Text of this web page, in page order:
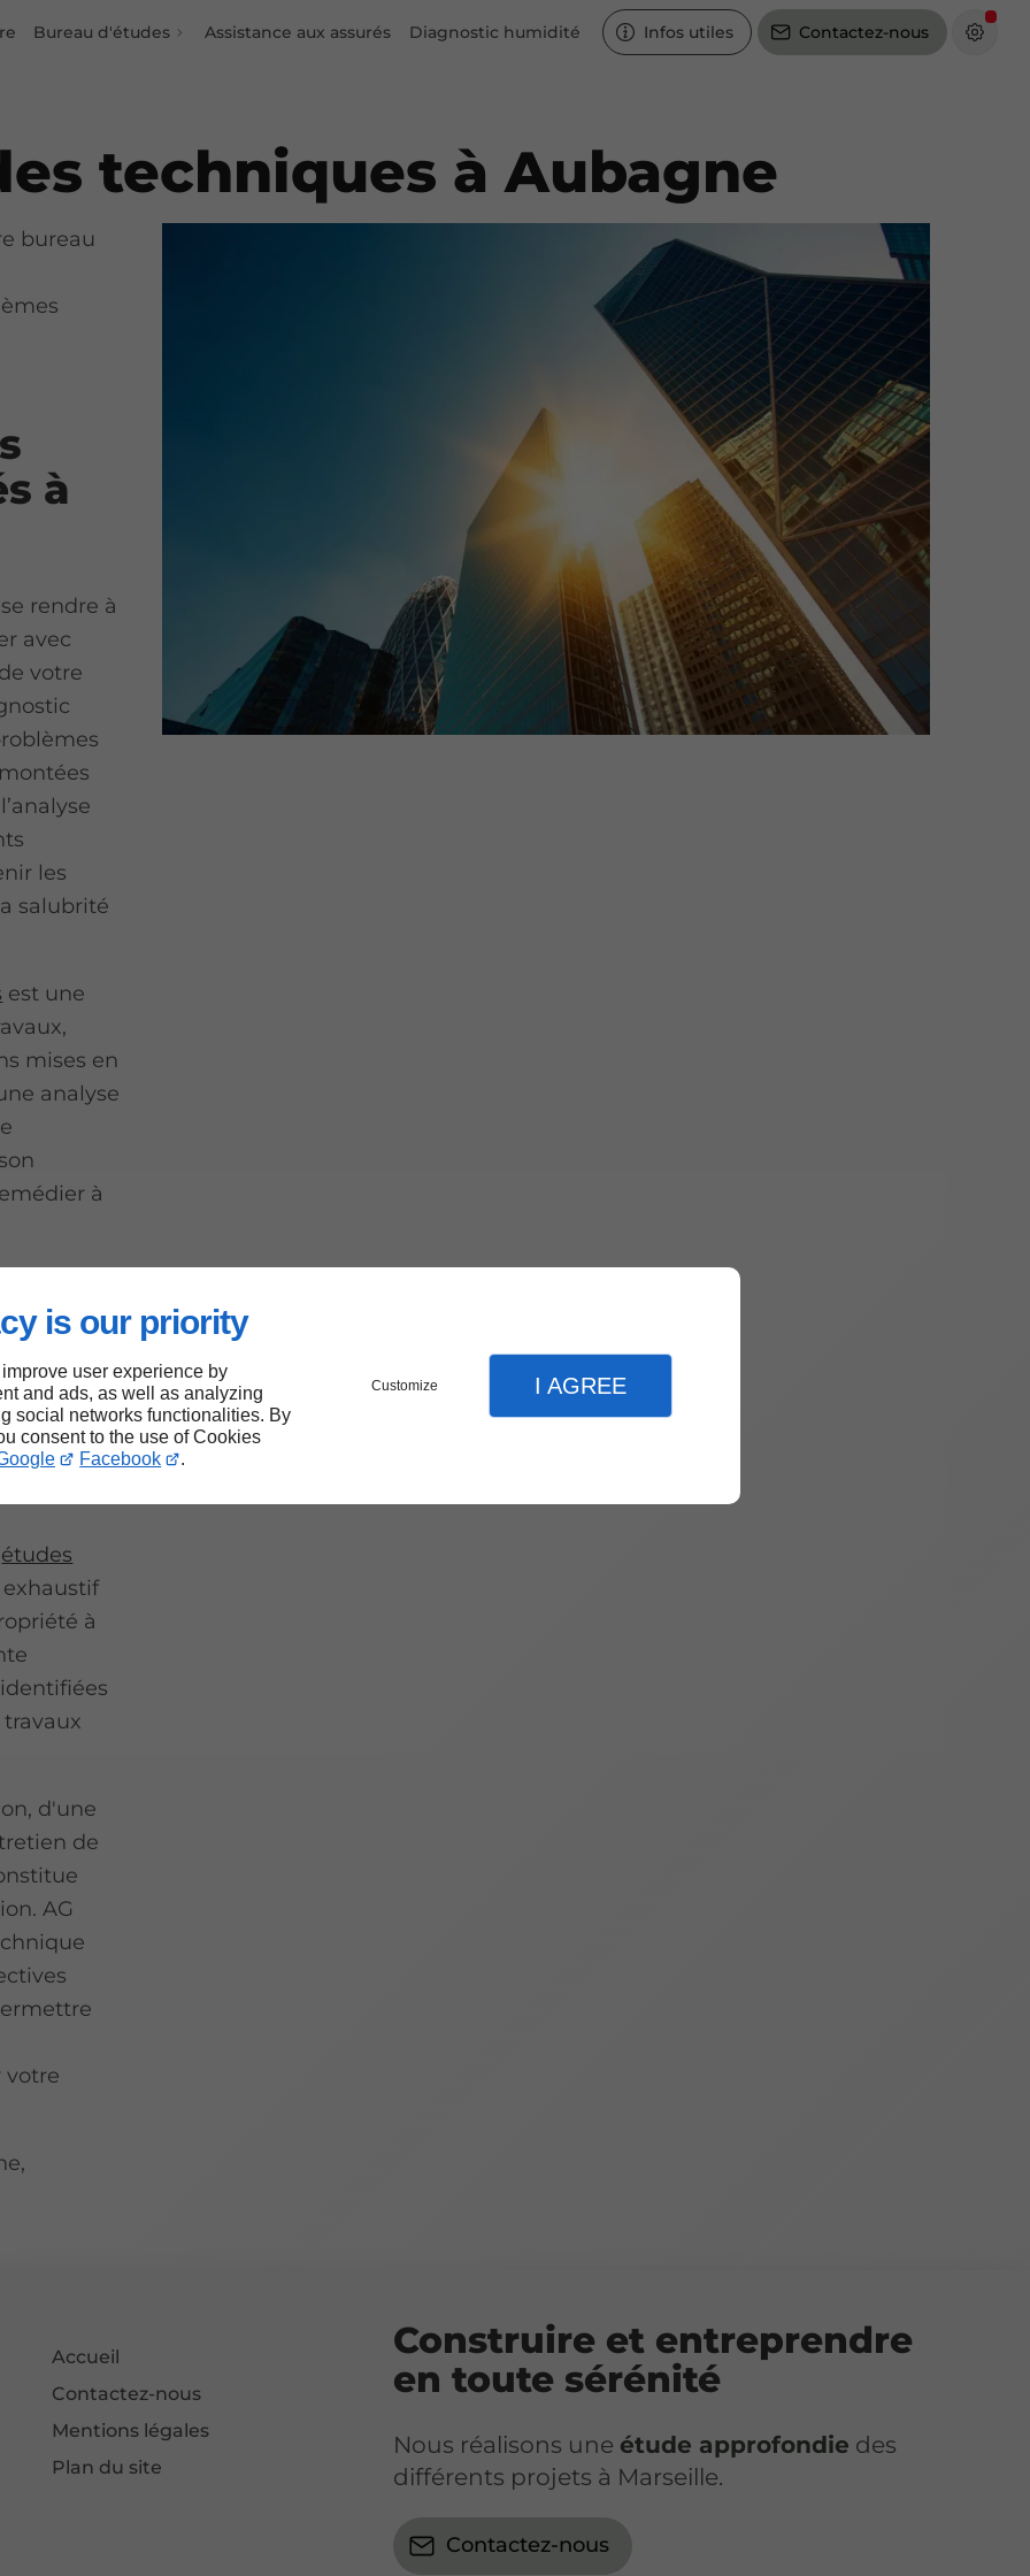
is our priority
user experience by
and ads, as well as analyzing
social networks functionalities. By
consent to the use of Cookies
Facebook .
Customize I AGREE
Bureau d'études Assistance aux assurés Diagnostic humidité Infos utiles Contactez-nous
techniques à Aubagne
bureau
à
rendre à
avec
votre
les
salubrité
est une
mises en
analyse
à
études
à
d'une
de
AG
votre
Accueil
Contactez-nous
Mentions légales
Plan du site
Construire et entreprendre
en toute sérénité
Nous réalisons une étude approfondie des
différents projets à Marseille.
Contactez-nous